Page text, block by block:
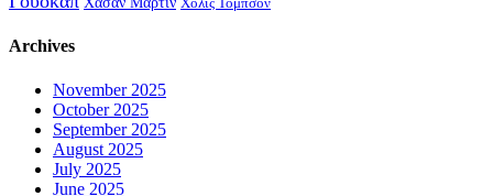
Χόλις Τόμπσον
Archives
November 2025
October 2025
September 2025
August 2025
July 2025
June 2025